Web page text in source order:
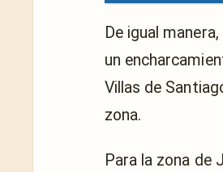
De igual
un
Villas de
zona.
Para la zona de